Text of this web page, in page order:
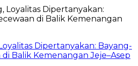
Dipertanyakan: Bayang-
Balik Kemenangan Jeje–Asep